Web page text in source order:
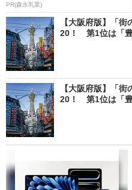
PR(森永乳業)
【大阪府版】「
20！ 第1位は「
【大阪府版】「
20！ 第1位は「